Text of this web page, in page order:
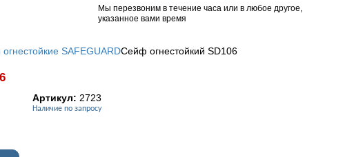
Мы перезвоним в течение часа или в любое другое,
указанное вами время
SAFEGUARDСейф огнестойкий SD106
Артикул: 2723
Наличие по запросу